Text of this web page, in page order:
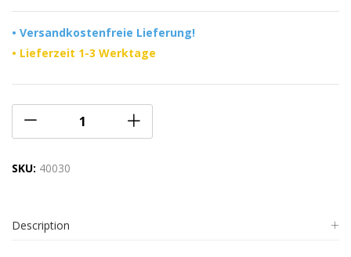
• Versandkostenfreie Lieferung!
• Lieferzeit 1-3 Werktage
SKU: 40030
Description